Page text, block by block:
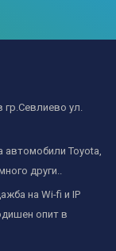
гр.Севлиево ул.
автомобили Toyota,
други..
на Wi-fi и IP
опит в